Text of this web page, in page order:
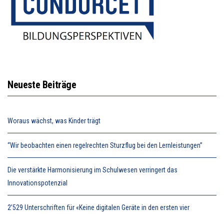
Neueste Beiträge
Woraus wächst, was Kinder trägt
“Wir beobachten einen regelrechten Sturzflug bei den Lernleistungen”
Die verstärkte Harmonisierung im Schulwesen verringert das
Innovationspotenzial
2’529 Unterschriften für «Keine digitalen Geräte in den ersten vier